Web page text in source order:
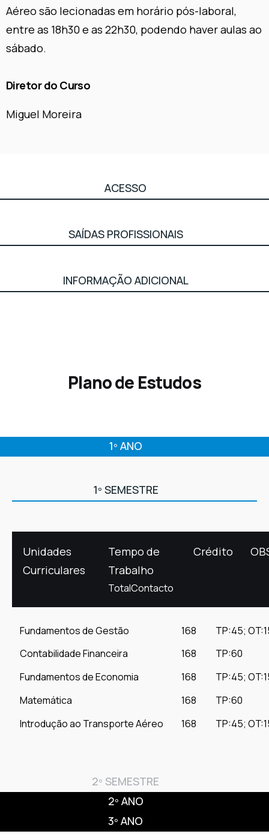
ACESSO
SAÍDAS PROFISSIONAIS
INFORMAÇÃO ADICIONAL
Aéreo são lecionadas em horário pós-laboral,
entre as 18h30 e as 22h30, podendo haver aulas ao
sábado.
Diretor do Curso
Miguel Moreira
Plano de Estudos
1º ANO
2º ANO
3º ANO
1º SEMESTRE
2º SEMESTRE
Unidades
Curriculares
Tempo de
Trabalho
TotalContacto
Crédito
Fundamentos de Gestão 168
TP:45;
Contabilidade Financeira
168
TP:60
Fundamentos de Economia
168
TP:45;
Matemática
168
TP:60
Introdução ao Transporte Aéreo
168 TP:45;